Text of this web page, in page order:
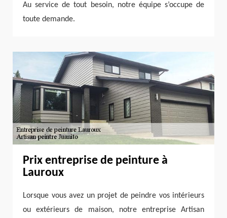
Au service de tout besoin, notre équipe s’occupe de
toute demande.
Prix entreprise de peinture à
Lauroux
Lorsque vous avez un projet de peindre vos intérieurs
ou extérieurs de maison, notre entreprise Artisan